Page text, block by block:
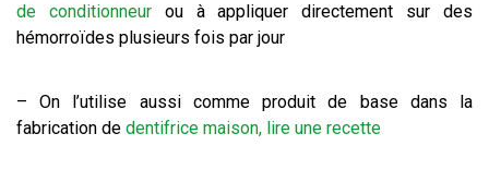
de conditionneurou à appliquer directement sur des
hémorroïdes plusieurs fois par jour
– On l’utilise aussi comme produit de base dans la
fabrication de dentifrice maison, lire une recette